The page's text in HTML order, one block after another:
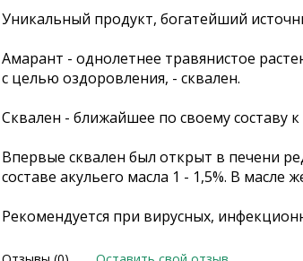
Уникальный продукт, богатейший
Амарант - однолетнее травянистое
с целью оздоровления, - сквален.
Сквален - ближайшее по своему составу
Впервые сквален был открыт в печени
составе акульего масла 1 - 1,5%. В масле
Рекомендуется при вирусных,